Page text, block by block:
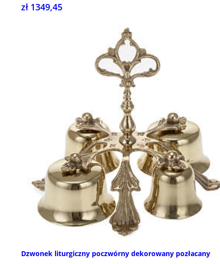
zł 1349,45
Dzwonek liturgiczny poczwórny dekorowany pozłacany